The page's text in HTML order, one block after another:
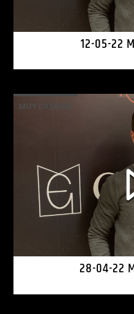
12-05-22
MUY CAPACES
28-04-22